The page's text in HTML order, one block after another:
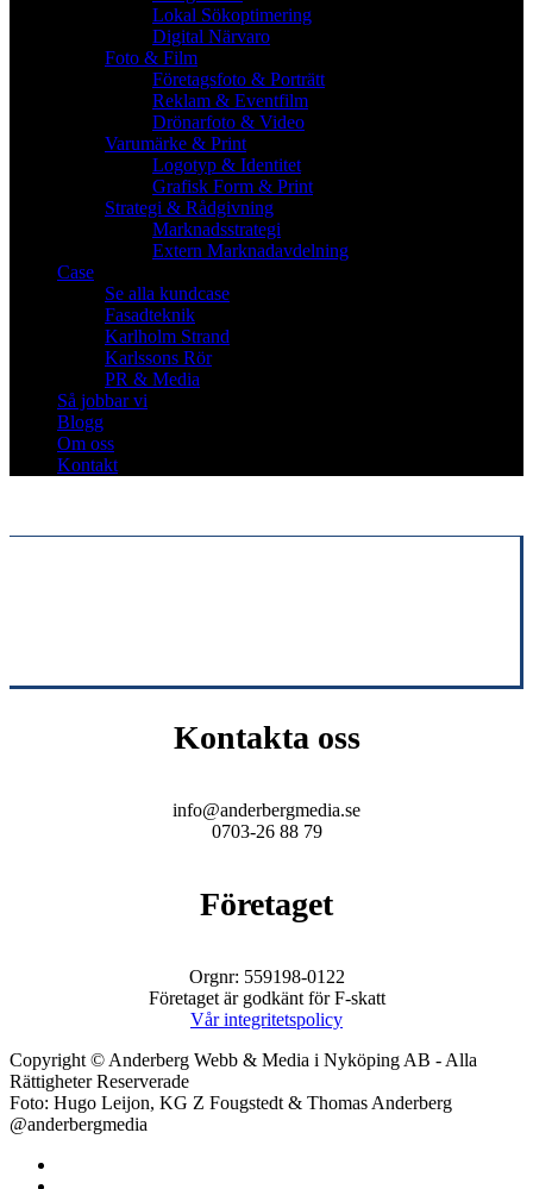
Lokal Sökoptimering
Digital Närvaro
Foto & Film
Företagsfoto & Porträtt
Reklam & Eventfilm
Drönarfoto & Video
Varumärke & Print
Logotyp & Identitet
Grafisk Form & Print
Strategi & Rådgivning
Marknadsstrategi
Extern Marknadavdelning
Case
Se alla kundcase
Fasadteknik
Karlholm Strand
Karlssons Rör
PR & Media
Så jobbar vi
Blogg
Om oss
Kontakt
Kontakta oss
info@anderbergmedia.se
0703-26 88 79
Företaget
Orgnr: 559198-0122
Företaget är godkänt för F-skatt
Vår integritetspolicy
Copyright © Anderberg Webb & Media i Nyköping AB - Alla
Rättigheter Reserverade
Foto: Hugo Leijon, KG Z Fougstedt & Thomas Anderberg
@anderbergmedia